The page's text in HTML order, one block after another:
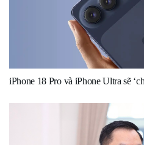
iPhone 18 Pro và iPhone Ultra sẽ